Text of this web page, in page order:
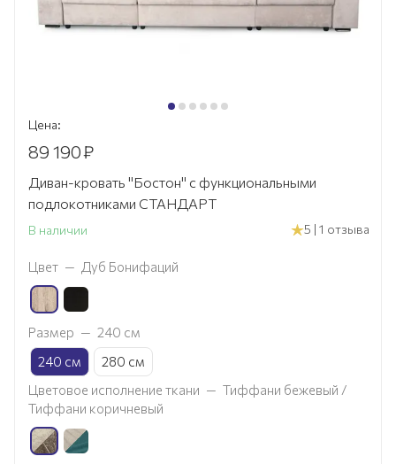
Цена:
89 190₽
Диван-кровать "Бостон" с функциональными
подлокотниками СТАНДАРТ
В наличии 5 | 1 отзыва
Цвет — Дуб Бонифаций
Размер — 240 см
240 см
280 см
Цветовое исполнение ткани — Тиффани бежевый /
Тиффани коричневый